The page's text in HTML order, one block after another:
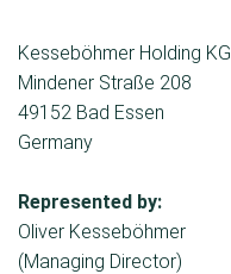
Kesseböhmer Holding KG
Mindener Straße 208
49152 Bad Essen
Germany
Represented by:
Oliver Kesseböhmer
(Managing Director)